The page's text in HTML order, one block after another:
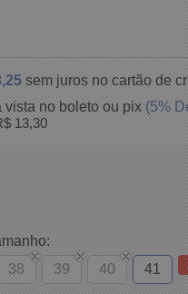
sem juros no cartão de
vista no boleto ou pix (5%
13,30
38 39 40 41